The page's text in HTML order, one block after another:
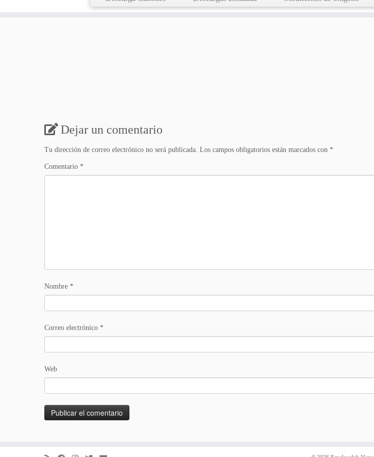
Dejar un comentario
Tu dirección de correo electrónico no será publicada. Los campos obligatorios están marcados con *
Comentario *
Nombre *
Correo electrónico *
Web